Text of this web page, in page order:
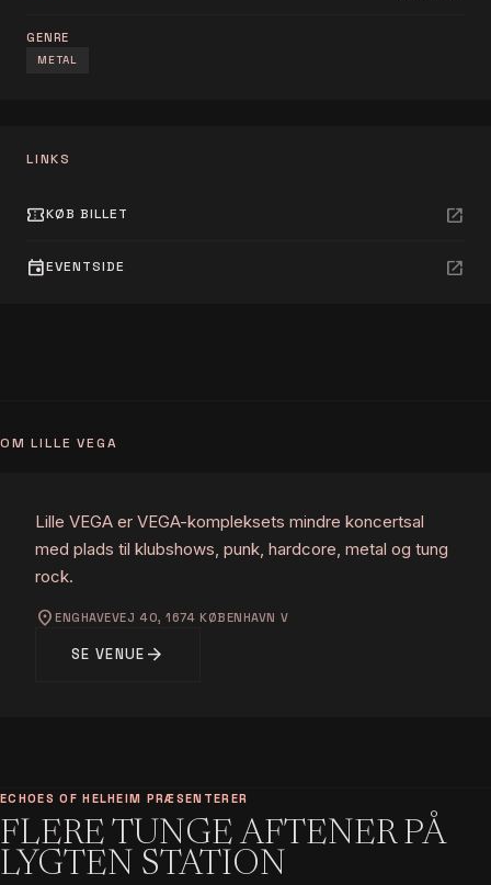
GENRE
METAL
LINKS
confirmation_numberKØB BILLET open_in_new
eventEVENTSIDE open_in_new
OM LILLE VEGA
Lille VEGA er VEGA-kompleksets mindre koncertsal
med plads til klubshows, punk, hardcore, metal og tung
rock.
location_on ENGHAVEVEJ 40, 1674 KØBENHAVN V
SE VENUE arrow_forward
ECHOES OF HELHEIM PRÆSENTERER
FLERE TUNGE AFTENER PÅ
LYGTEN STATION